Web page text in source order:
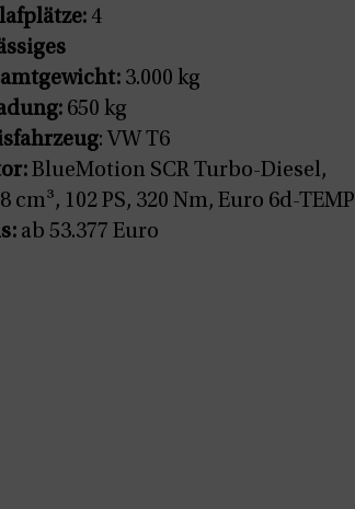
4
3.000 kg
650 kg
: VW T6
BlueMotion SCR Turbo-Diesel,
cm³, 102 PS, 320 Nm, Euro 6d-TEMP
ab 53.377 Euro